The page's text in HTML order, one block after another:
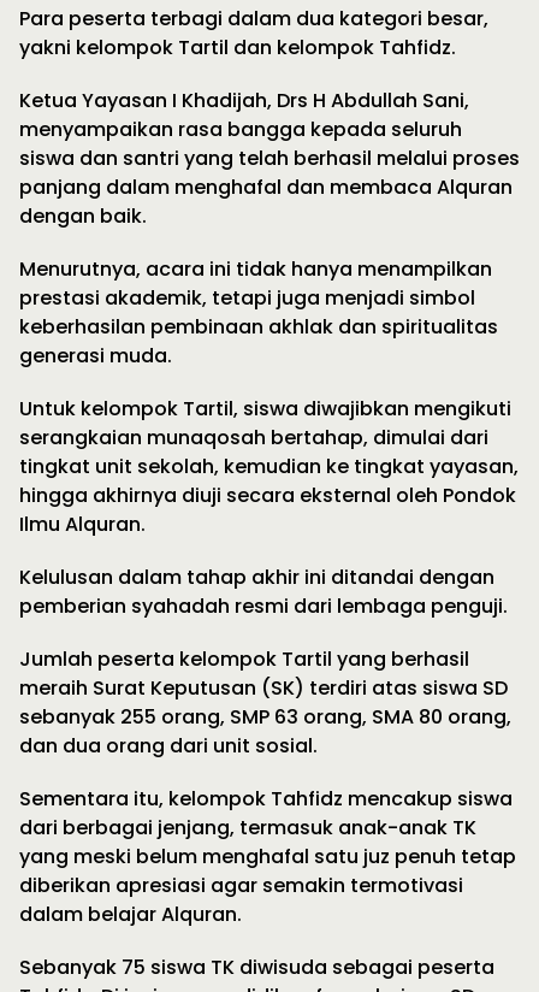
Para peserta terbagi dalam dua kategori besar,
yakni kelompok Tartil dan kelompok Tahfidz.
Ketua Yayasan I Khadijah, Drs H Abdullah Sani,
menyampaikan rasa bangga kepada seluruh
siswa dan santri yang telah berhasil melalui proses
panjang dalam menghafal dan membaca Alquran
dengan baik.
Menurutnya, acara ini tidak hanya menampilkan
prestasi akademik, tetapi juga menjadi simbol
keberhasilan pembinaan akhlak dan spiritualitas
generasi muda.
Untuk kelompok Tartil, siswa diwajibkan mengikuti
serangkaian munaqosah bertahap, dimulai dari
tingkat unit sekolah, kemudian ke tingkat yayasan,
hingga akhirnya diuji secara eksternal oleh Pondok
Ilmu Alquran.
Kelulusan dalam tahap akhir ini ditandai dengan
pemberian syahadah resmi dari lembaga penguji.
Jumlah peserta kelompok Tartil yang berhasil
meraih Surat Keputusan (SK) terdiri atas siswa SD
sebanyak 255 orang, SMP 63 orang, SMA 80 orang,
dan dua orang dari unit sosial.
Sementara itu, kelompok Tahfidz mencakup siswa
dari berbagai jenjang, termasuk anak-anak TK
yang meski belum menghafal satu juz penuh tetap
diberikan apresiasi agar semakin termotivasi
dalam belajar Alquran.
Sebanyak 75 siswa TK diwisuda sebagai peserta